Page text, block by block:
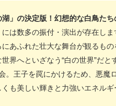
」の決定版！幻想的な白鳥た
には数多の振付・演出が存在し
にあふれた壮大な舞台が観るも
界へといざなう“白の世界”だ
。王子を罠にかけるため、悪魔
も美しい輝きと力強いエネル